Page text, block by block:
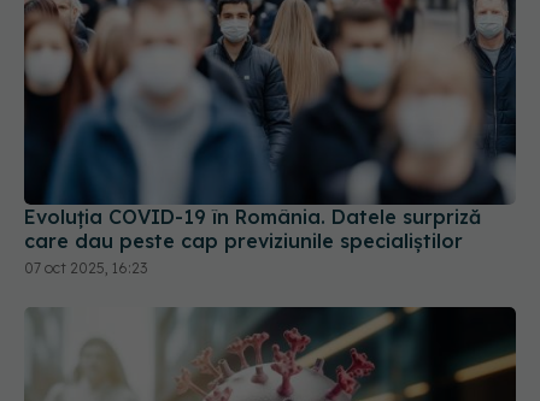
Evoluția COVID-19 în România. Datele surpriză
care dau peste cap previziunile specialiștilor